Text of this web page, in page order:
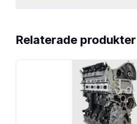
Relaterade produkter